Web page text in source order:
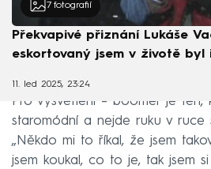
7 fotografií
Překvapivé přiznání Lukáše
eskortovaný jsem v životě byl
11. led 2025, 23:24
Pro vysvětlení – boomer je ten,
staromódní a nejde ruku v ruce
„Někdo mi to říkal, že jsem
jsem koukal, co to je, tak jsem